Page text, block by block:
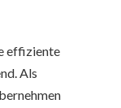
effiziente
Als